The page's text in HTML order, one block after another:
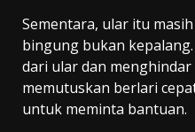
Sementara, ular itu
bingung bukan
dari ular dan menghindar
memutuskan berlari
untuk meminta bantuan.